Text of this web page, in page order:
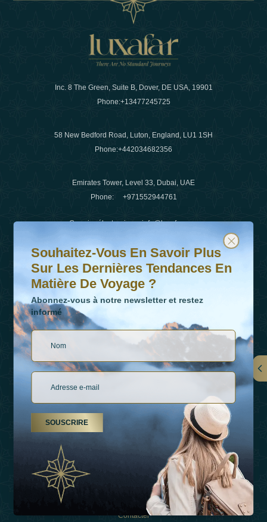
Inc. 8 The Green, Suite B, Dover, DE USA, 19901
Phone:+13477245725
58 New Bedford Road, Luton, England, LU1 1SH
Phone:+442034682356
Emirates Tower, Level 33, Dubai, UAE
Phone: +971552944761
Courrier électronique:info@luxafar.com
WhatsApp N°
+442034682356
+971552944761
LIENS
À Propos De Nous
Types De Vacances
Contacter
Souhaitez-vous en savoir plus sur les dernières
Abonnez-vous à notre newsletter et restez informé
Souhaitez-Vous En Savoir Plus
Sur Les Dernières Tendances En
Matière De Voyage ?
Abonnez-vous à notre newsletter et restez
informé
SOUSCRIRE